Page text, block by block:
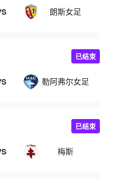
朗斯女足
勒阿弗尔女足
已结束
梅斯
已结束